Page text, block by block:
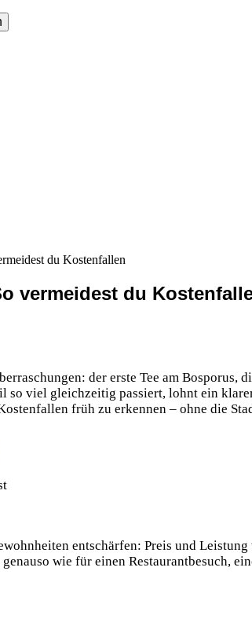
du Kostenfallen
vermeidest du
der erste Tee am Bosporus,
so viel gleichzeitig passiert, lohnt ein
früh zu erkennen – ohne die
entschärfen: Preis und
wie für einen Restaurantbesuch,